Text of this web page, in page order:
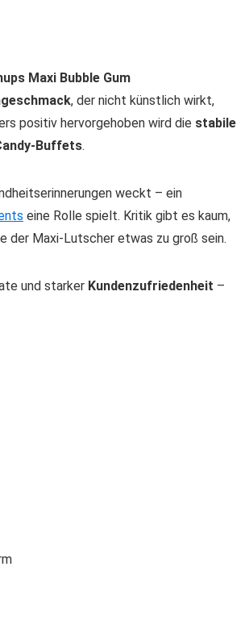
Maxi Bubble Gum
, der nicht künstlich wirkt,
positiv hervorgehoben wird die stabile
Buffets.
weckt – ein
eine Rolle spielt. Kritik gibt es kaum,
der Maxi-Lutscher etwas zu groß sein.
und starker Kundenzufriedenheit –